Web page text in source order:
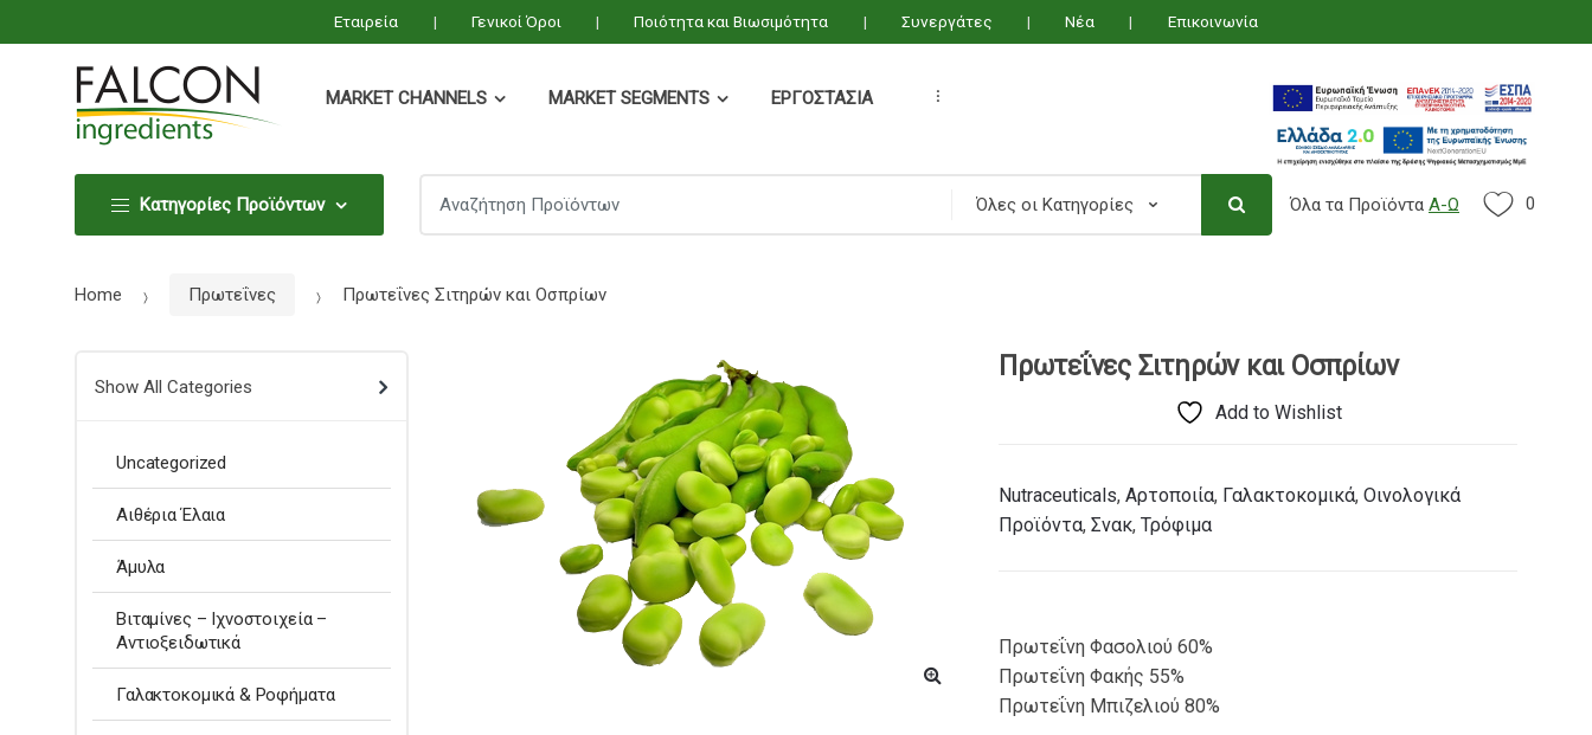
Εταιρεία Γενικοί Όροι Ποιότητα και Βιωσιμότητα Συνεργάτες Νέα Επικοινωνία
MARKET CHANNELS MARKET SEGMENTS ΕΡΓΟΣΤΆΣΙΑ ...
Κατηγορίες Προϊόντων
for:
for:
Search Parameter
Όλα τα Προϊόντα Α-Ω 0
Home Πρωτεΐνες Πρωτεΐνες Σιτηρών και Οσπρίων
Πρωτεΐνες Σιτηρών και Οσπρίων
Add to Wishlist
Nutraceuticals, Αρτοποιία, Γαλακτοκομικά, Οινολογικά
Προϊόντα, Σνακ, Τρόφιμα
Πρωτεΐνη Φασολιού 60%
Πρωτεΐνη Φακής 55%
Πρωτεΐνη Μπιζελιού 80%
Show All Categories
Uncategorized
Αιθέρια Έλαια
Άμυλα
Βιταμίνες – Ιχνοστοιχεία –
Αντιοξειδωτικά
Γαλακτοκομικά & Ροφήματα